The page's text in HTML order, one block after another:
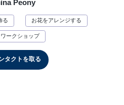
)
Peony
る お花をアレンジする
ークショップ
タクトを取る